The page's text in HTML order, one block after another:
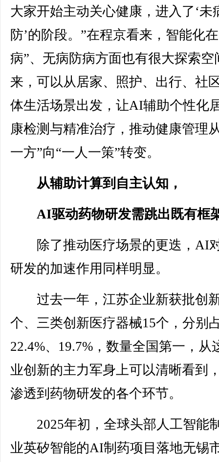
大家开始主动关心健康，进入了‘未
防’的阶段。”在程京看来，智能化
病”、无病防病方面也有很大探索空
来，可以从居家、照护、出行、社
体生活场景出发，让AI辅助个性化
康检测与精准治疗，推动健康管理
一方”向“一人一策”转变。
从辅助计算到自主认知，
AI驱动药物研发需跳出既有框
除了推动医疗场景的更迭，AI
研发的加速作用同样明显。
过去一年，江苏企业新获批创
个、三类创新医疗器械15个，分别
22.4%、19.7%，数量全国第一，从
业创新的主力军身上可以清晰看到
渗透到药物研发的各个环节。
2025年初，全球头部人工智能
业英矽智能的AI制药项目落地无锡